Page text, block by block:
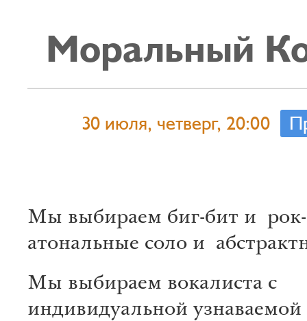
Моральный
30 июля, четверг, 20:00
Мы выбираем биг-бит и
атональные соло и
Мы выбираем вокалиста с
индивидуальной